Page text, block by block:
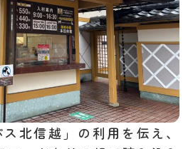
北信越」の利用を伝え、